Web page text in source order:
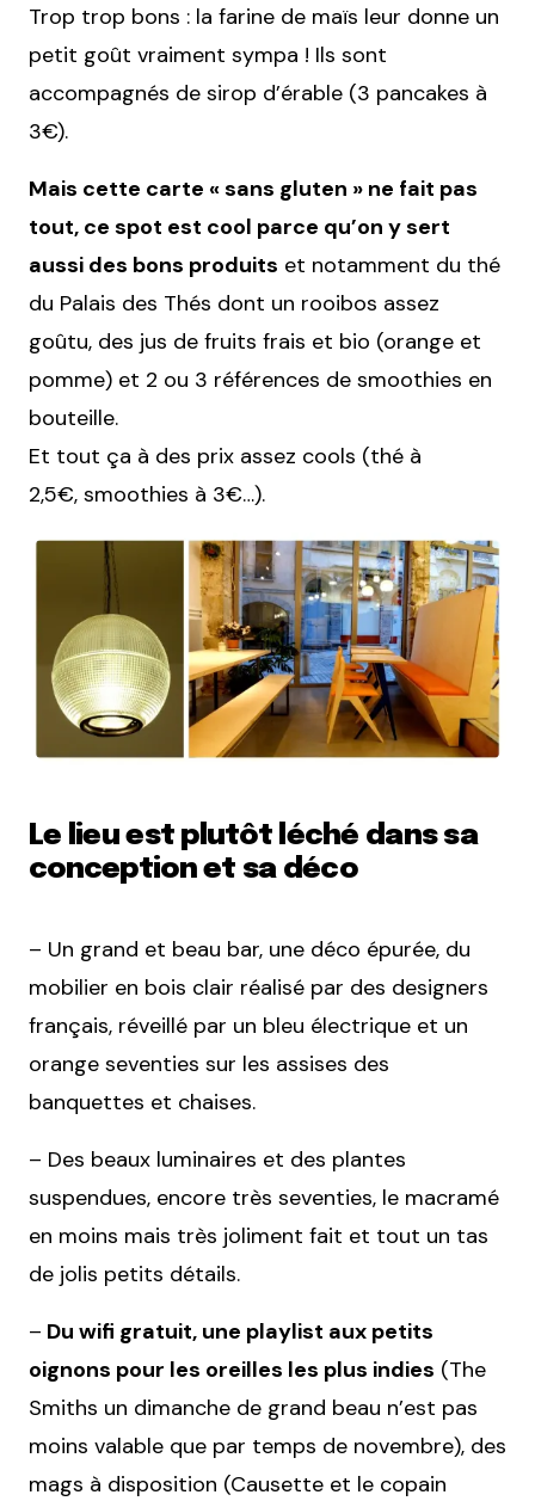
Trop trop bons : la farine de maïs leur donne un
petit goût vraiment sympa ! Ils sont
accompagnés de sirop d’érable (3 pancakes à
3€).
Mais cette carte « sans gluten » ne fait pas
tout, ce spot est cool parce qu’on y sert
aussi des bons produits et notamment du thé
du Palais des Thés dont un rooibos assez
goûtu, des jus de fruits frais et bio (orange et
pomme) et 2 ou 3 références de smoothies en
bouteille.
Et tout ça à des prix assez cools (thé à
2,5€, smoothies à 3€…).
Le lieu est plutôt léché dans sa
conception et sa déco
– Un grand et beau bar, une déco épurée, du
mobilier en bois clair réalisé par des designers
français, réveillé par un bleu électrique et un
orange seventies sur les assises des
banquettes et chaises.
– Des beaux luminaires et des plantes
suspendues, encore très seventies, le macramé
en moins mais très joliment fait et tout un tas
de jolis petits détails.
– Du wifi gratuit, une playlist aux petits
oignons pour les oreilles les plus indies (The
Smiths un dimanche de grand beau n’est pas
moins valable que par temps de novembre), des
mags à disposition (Causette et le copain